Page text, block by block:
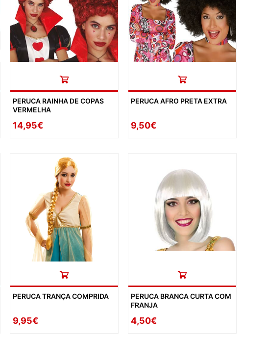
DESPEDIDAS DE SOLTEIRA
INVERNO
VERÃO
HALLOWEEN
CARNAVAL
DIAS ESPECIAIS DIA DA MÃE
DIA DOS AVÓS
DIA DO PAI
PERUCA RAINHA DE COPAS
VERMELHA
14,95€
PERUCA AFRO PRETA EXTRA
9,50€
PERUCA TRANÇA COMPRIDA
9,95€
PERUCA BRANCA CURTA COM
FRANJA
4,50€